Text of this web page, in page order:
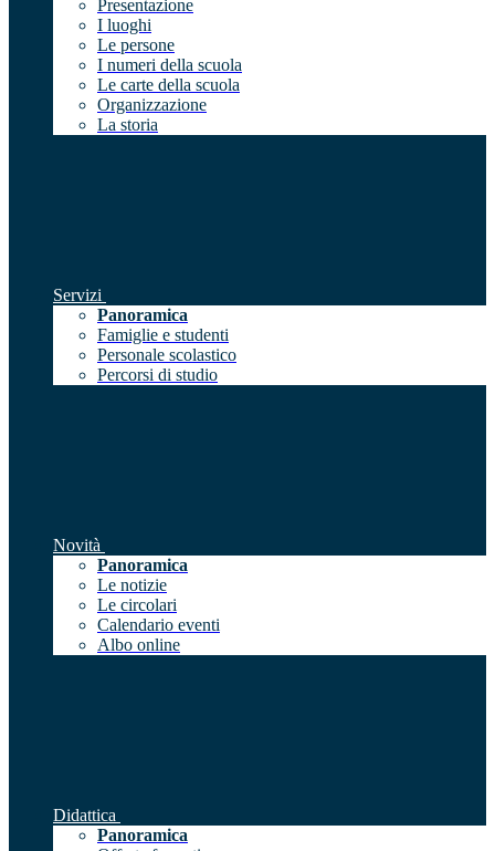
Presentazione
I luoghi
Le persone
I numeri della scuola
Le carte della scuola
Organizzazione
La storia
Servizi
Panoramica
Famiglie e studenti
Personale scolastico
Percorsi di studio
Novità
Panoramica
Le notizie
Le circolari
Calendario eventi
Albo online
Didattica
Panoramica